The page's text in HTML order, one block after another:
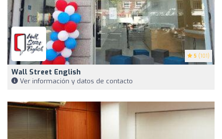
5 (101)
Wall Street English
Ver información y datos de contacto